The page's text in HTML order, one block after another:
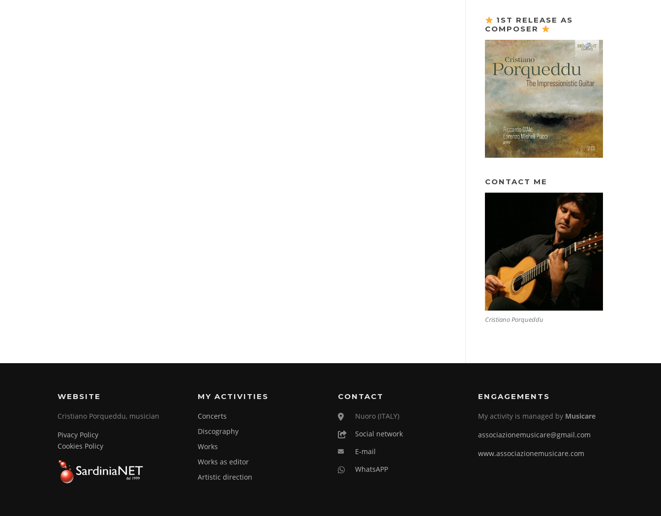
1ST RELEASE AS
COMPOSER
CONTACT ME
Cristiano Porqueddu
WEBSITE
Cristiano Porqueddu, musician
Pivacy Policy
Cookies Policy
MY ACTIVITIES
Concerts
Discography
Works
Works as editor
Artistic direction
CONTACT
Nuoro (ITALY)
Social network
E-mail
WhatsAPP
ENGAGEMENTS
My activity is managed by Musicare
associazionemusicare@gmail.com
www.associazionemusicare.com